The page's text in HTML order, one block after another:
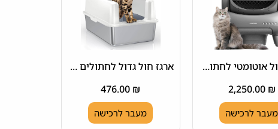
ארגז חול אוטומטי לחתולים Neakasa M1 עם מערכת ניקוי עצמית
₪
2,250.00
מעבר לרכישה
ארגז חול גדול לחתולים מפלדת אל-חלד WoofiGo
₪
מעבר לרכישה